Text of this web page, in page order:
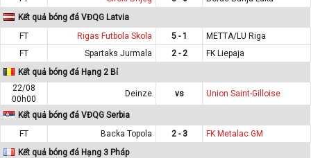
Kết quả bóng đá VĐQG Latvia
FT
Rigas Futbola Skola 5 - 1
METTA/LU Riga
FT
Spartaks Jurmala 2 - 2
FK Liepaja
Kết quả bóng đá Hạng 2 Bỉ
22/08
00h00
Deinze vs Union Saint-Gilloise
Kết quả bóng đá VĐQG Serbia
FT
Backa Topola 2 - 3
FK Metalac GM
Kết quả bóng đá Hạng 3 Pháp